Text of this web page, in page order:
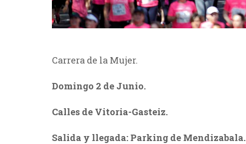
Carrera de la Mujer.
Domingo 2 de Junio.
Calles de Vitoria-Gasteiz.
Salida y llegada: Parking de Mendizabala.